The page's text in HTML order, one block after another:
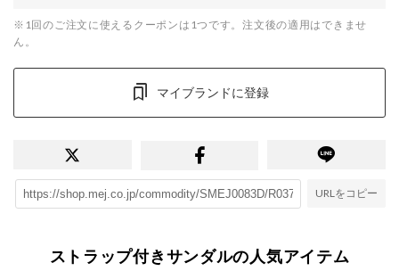
※1回のご注文に使えるクーポンは1つです。注文後の適用はできませ
ん。
マイブランドに登録
URLをコピー
ストラップ付きサンダルの人気アイテム